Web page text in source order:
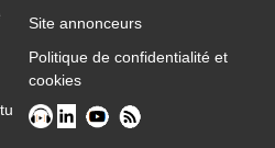
Site annonceurs
Politique de confidentialité et
cookies